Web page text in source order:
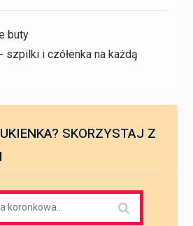
buty
szpilki i czółenka na każdą
SKORZYSTAJ Z